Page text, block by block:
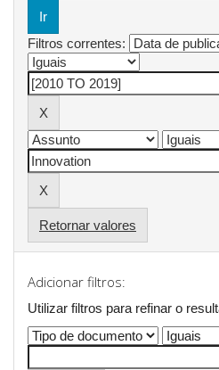
Filtros correntes:
Retornar valores
Adicionar filtros:
Utilizar filtros para refinar o